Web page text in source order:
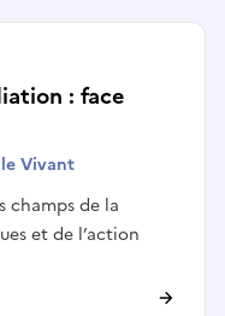
: face
Vivant
champs de la
et de l’action